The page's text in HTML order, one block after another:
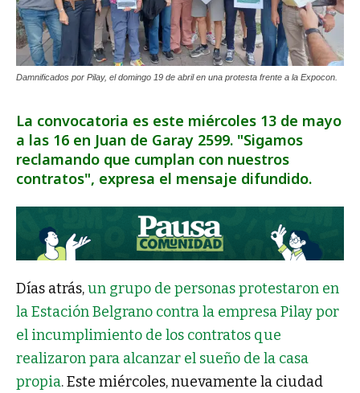
Damnificados por Pilay, el domingo 19 de abril en una protesta frente a la Expocon.
La convocatoria es este miércoles 13 de mayo
a las 16 en Juan de Garay 2599. "Sigamos
reclamando que cumplan con nuestros
contratos", expresa el mensaje difundido.
Días atrás,un grupo de personas protestaron en
la Estación Belgrano contra la empresa Pilay por
el incumplimiento de los contratos que
realizaron para alcanzar el sueño de la casa
propia. Este miércoles, nuevamente la ciudad